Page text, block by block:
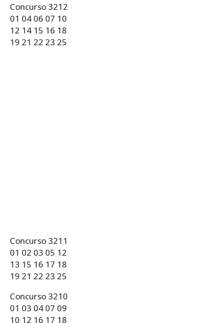
Concurso 3212
01 04 06 07 10
12 14 15 16 18
19 21 22 23 25
Concurso 3211
01 02 03 05 12
13 15 16 17 18
19 21 22 23 25
Concurso 3210
01 03 04 07 09
10 12 16 17 18